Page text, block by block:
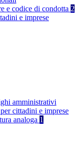
e codice di condotta 2
e imprese
amministrativi
cittadini e imprese
analoga 1